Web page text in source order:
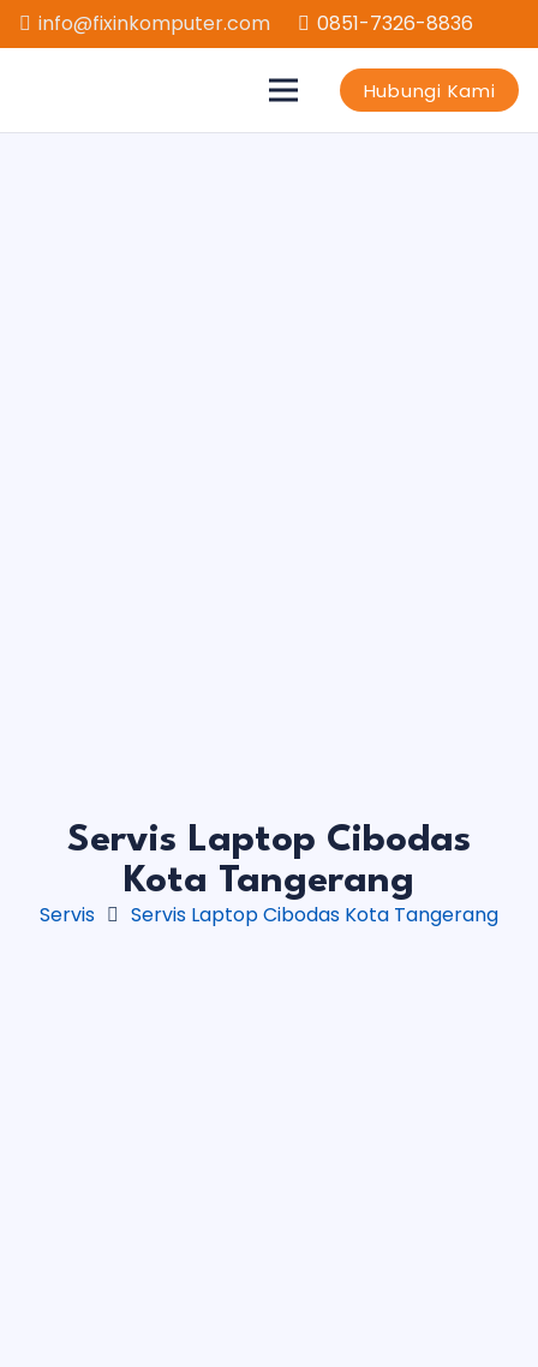
info@fixinkomputer.com 0851-7326-8836
Hubungi Kami
Servis Laptop Cibodas
Kota Tangerang
Servis Servis Laptop Cibodas Kota Tangerang